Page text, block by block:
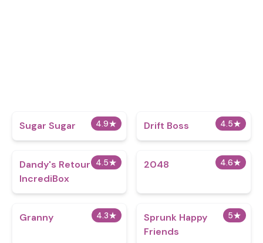
4.9★
Sugar Sugar 4.5★
Drift Boss
4.5★
Dandy's Retour
IncrediBox
4.6★
2048
4.3★
Granny 5★
Sprunk Happy
Friends